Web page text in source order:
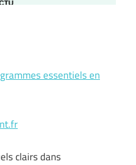
essentiels en
clairs dans